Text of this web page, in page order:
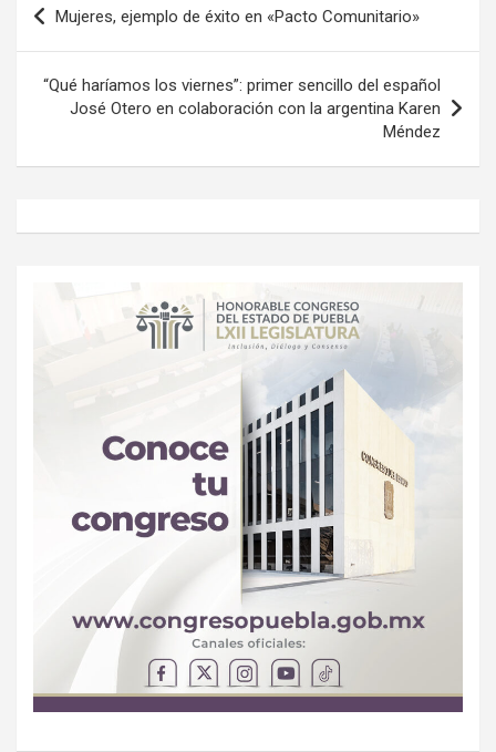
de
entradas
Mujeres, ejemplo de éxito en «Pacto Comunitario»
“Qué haríamos los viernes”: primer sencillo del español
José Otero en colaboración con la argentina Karen
Méndez